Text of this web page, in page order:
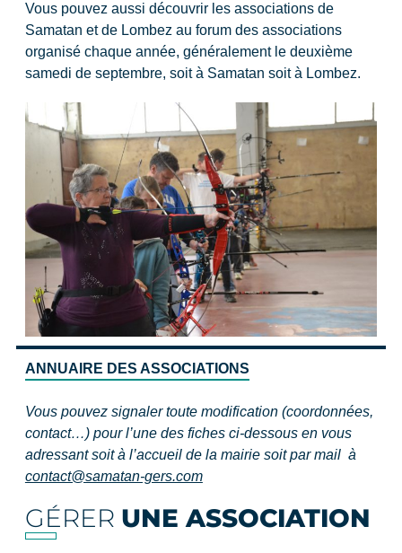
Vous pouvez aussi découvrir les associations de
Samatan et de Lombez au forum des associations
organisé chaque année, généralement le deuxième
samedi de septembre, soit à Samatan soit à Lombez.
ANNUAIRE DES ASSOCIATIONS
Vous pouvez signaler toute modification (coordonnées,
contact…) pour l’une des fiches ci-dessous en vous
adressant soit à l’accueil de la mairie soit par mail à
contact@samatan-gers.com
GÉRER UNE ASSOCIATION